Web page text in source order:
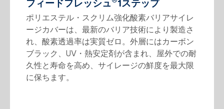
フィードフレッシュ 1ステップ
ポリエステル・スクリム強化酸素バリアサイレ
ージカバーは、最新のバリア技術により製造さ
れ、酸素透過率は実質ゼロ。外層にはカーボン
ブラック、UV・熱安定剤が含まれ、屋外での耐
久性と寿命を高め、サイレージの鮮度を最大限
に保ちます。